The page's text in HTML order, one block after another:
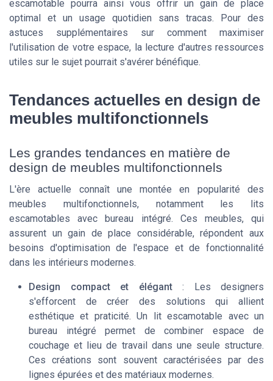
escamotable pourra ainsi vous offrir un gain de place
optimal et un usage quotidien sans tracas. Pour des
astuces supplémentaires sur comment maximiser
l'utilisation de votre espace, la lecture d'autres ressources
utiles sur le sujet pourrait s'avérer bénéfique.
Tendances actuelles en design de
meubles multifonctionnels
Les grandes tendances en matière de
design de meubles multifonctionnels
L'ère actuelle connaît une montée en popularité des
meubles multifonctionnels, notamment les lits
escamotables avec bureau intégré. Ces meubles, qui
assurent un gain de place considérable, répondent aux
besoins d'optimisation de l'espace et de fonctionnalité
dans les intérieurs modernes.
Design compact et élégant: Les designers
s'efforcent de créer des solutions qui allient
esthétique et praticité. Un lit escamotable avec un
bureau intégré permet de combiner espace de
couchage et lieu de travail dans une seule structure.
Ces créations sont souvent caractérisées par des
lignes épurées et des matériaux modernes.